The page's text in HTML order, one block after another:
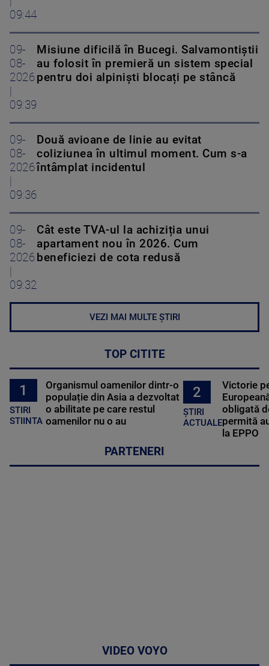
09:44
09-
08-
2026
09:39
Misiune dificilă în Bucegi. Salvamontiștii
au folosit în premieră un sistem special
pentru doi alpiniști blocați pe stâncă
09-
08-
2026
09:36
Două avioane de linie au evitat
coliziunea în ultimul moment. Cum s-a
întâmplat incidentul
09-
08-
2026
09:32
Cât este TVA-ul la achiziția unui
apartament nou în 2026. Cum
beneficiezi de cota redusă
VEZI MAI MULTE ȘTIRI
TOP CITITE
1
STIRI
STIINTA
Organismul oamenilor dintr-o
populație din Asia a dezvoltat
o abilitate pe care restul
oamenilor nu o au
2
ȘTIRI
ACTUALE
Victorie
obligată
permită
la EPPO
PARTENERI
VIDEO VOYO